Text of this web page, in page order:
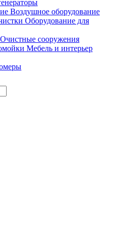
Воздушное оборудование
Оборудование для
Очистные сооружения
Мебель и интерьер